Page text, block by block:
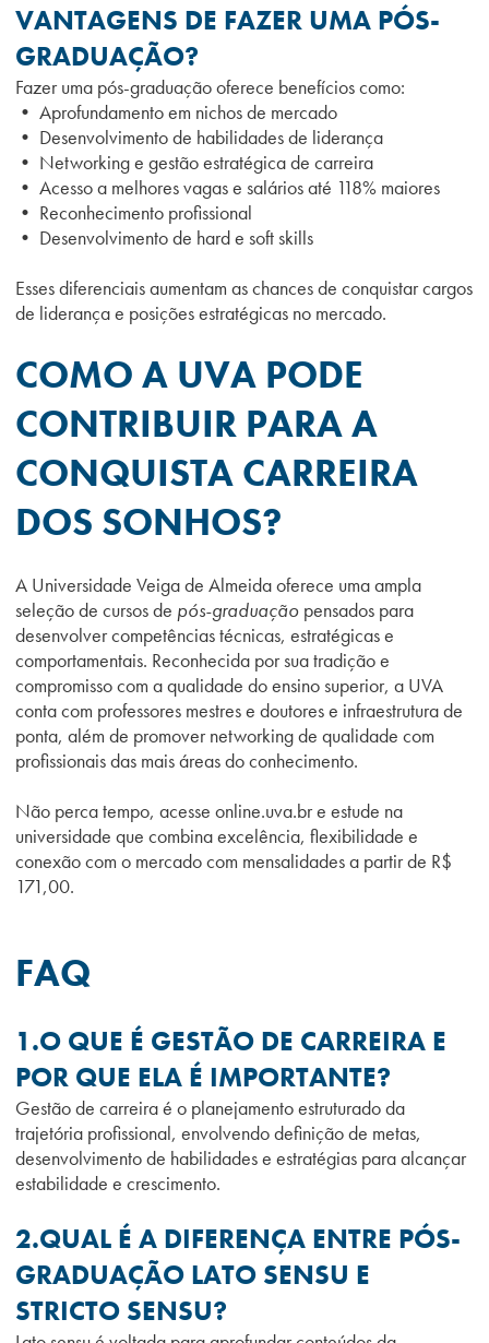
VANTAGENS DE FAZER UMA PÓS-
GRADUAÇÃO?
Fazer uma pós-graduação oferece benefícios como:
• Aprofundamento em nichos de mercado
• Desenvolvimento de habilidades de liderança
• Networking e gestão estratégica de carreira
• Acesso a melhores vagas e salários até 118% maiores
• Reconhecimento profissional
• Desenvolvimento de hard e soft skills
Esses diferenciais aumentam as chances de conquistar cargos
de liderança e posições estratégicas no mercado.
COMO A UVA PODE
CONTRIBUIR PARA A
CONQUISTA CARREIRA
DOS SONHOS?
A Universidade Veiga de Almeida oferece uma ampla
seleção de cursos de pós-graduação pensados para
desenvolver competências técnicas, estratégicas e
comportamentais. Reconhecida por sua tradição e
compromisso com a qualidade do ensino superior, a UVA
conta com professores mestres e doutores e infraestrutura de
ponta, além de promover networking de qualidade com
profissionais das mais áreas do conhecimento.
Não perca tempo, acesse online.uva.br e estude na
universidade que combina excelência, flexibilidade e
conexão com o mercado com mensalidades a partir de R$
171,00.
FAQ
1.O QUE É GESTÃO DE CARREIRA E
POR QUE ELA É IMPORTANTE?
Gestão de carreira é o planejamento estruturado da
trajetória profissional, envolvendo definição de metas,
desenvolvimento de habilidades e estratégias para alcançar
estabilidade e crescimento.
2.QUAL É A DIFERENÇA ENTRE PÓS-
GRADUAÇÃO LATO SENSU E
STRICTO SENSU?